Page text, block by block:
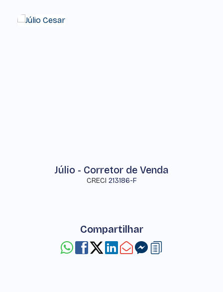
Júlio - Corretor de Venda
CRECI 213186-F
Compartilhar